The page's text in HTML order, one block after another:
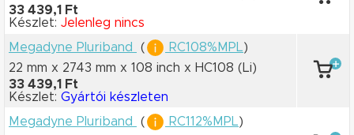
33 439,1 Ft
Készlet: Jelenleg nincs
Megadyne Pluriband
( RC108%MPL)
22 mm x 2743 mm x 108 inch x HC108 (Li)
33 439,1 Ft
Készlet: Gyártói készleten
Megadyne Pluriband
( RC112%MPL)